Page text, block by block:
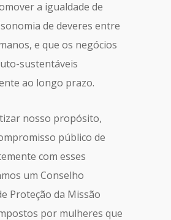
a igualdade de
de deveres entre
e que os negócios
sustentáveis
ao longo prazo.
nosso propósito,
público de
com esses
um Conselho
Proteção da Missão
por mulheres que